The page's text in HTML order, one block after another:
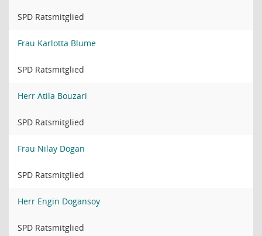
SPD Ratsmitglied
Frau Karlotta Blume
SPD Ratsmitglied
Herr Atila Bouzari
SPD Ratsmitglied
Frau Nilay Dogan
SPD Ratsmitglied
Herr Engin Dogansoy
SPD Ratsmitglied